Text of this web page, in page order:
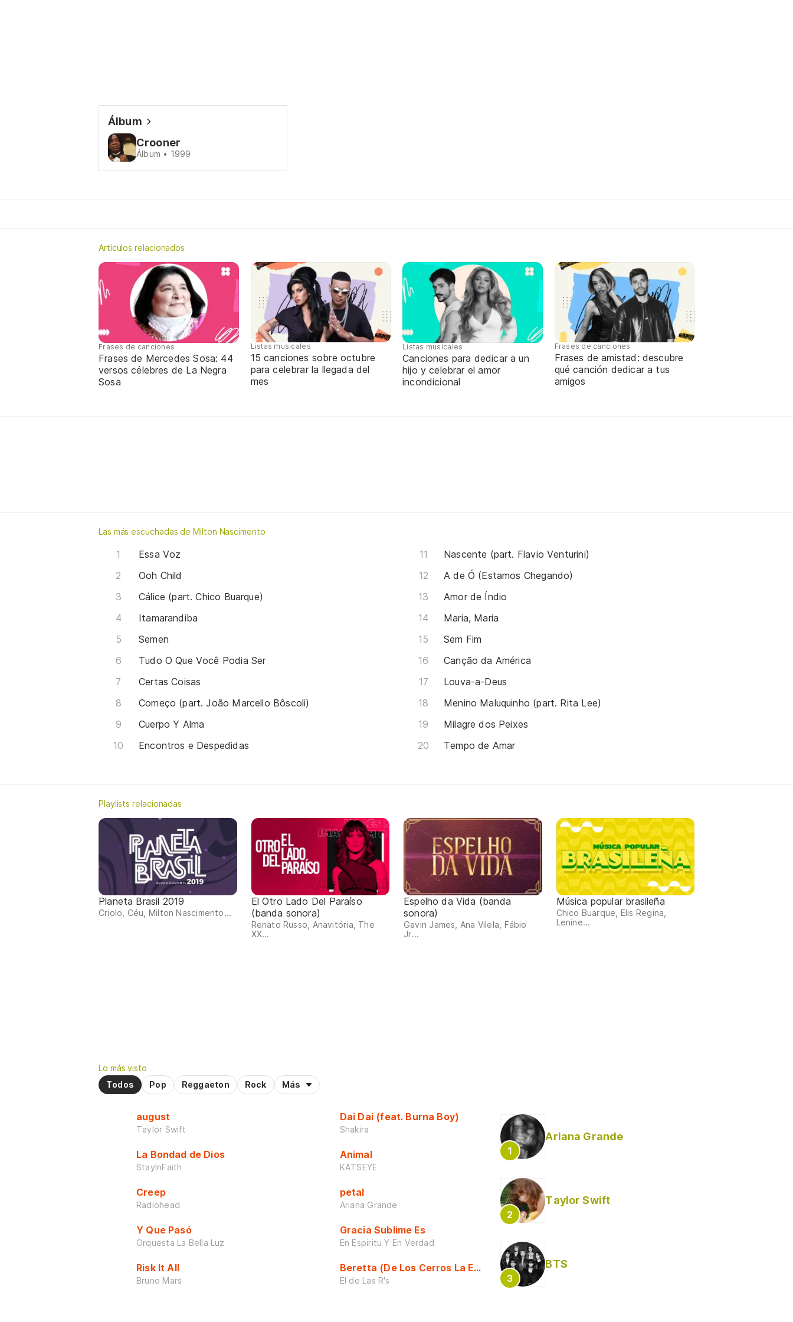
Álbum
Crooner
Álbum • 1999
Artículos relacionados
Frases de canciones
Frases de Mercedes Sosa: 44
versos célebres de La Negra
Sosa
Listas musicales
15 canciones sobre octubre
para celebrar la llegada del
mes
Listas musicales
Canciones para dedicar a un
hijo y celebrar el amor
incondicional
Frases de canciones
Frases de amistad: descubre
qué canción dedicar a tus
amigos
Las más escuchadas de Milton Nascimento
Essa Voz
Ooh Child
Cálice (part. Chico Buarque)
Itamarandiba
Semen
Tudo O Que Você Podia Ser
Certas Coisas
Começo (part. João Marcello Bôscoli)
Cuerpo Y Alma
Encontros e Despedidas
Nascente (part. Flavio Venturini)
A de Ó (Estamos Chegando)
Amor de Índio
Maria, Maria
Sem Fim
Canção da América
Louva-a-Deus
Menino Maluquinho (part. Rita Lee)
Milagre dos Peixes
Tempo de Amar
Playlists relacionadas
Planeta Brasil 2019
Criolo, Céu, Milton Nascimento...
El Otro Lado Del Paraíso
(banda sonora)
Renato Russo, Anavitória, The
XX...
Espelho da Vida (banda
sonora)
Gavin James, Ana Vilela, Fábio
Jr...
Música popular brasileña
Chico Buarque, Elis Regina,
Lenine...
Lo más visto
Todos
Pop Reggaeton Rock Más
august
Taylor Swift
La Bondad de Dios
StayInFaith
Creep
Radiohead
Y Que Pasó
Orquesta La Bella Luz
Risk It All
Bruno Mars
Dai Dai (feat. Burna Boy)
Shakira
Animal
KATSEYE
petal
Ariana Grande
Gracia Sublime Es
En Espiritu Y En Verdad
Beretta (De Los Cerros La Escuela)
El de Las R's
Ariana Grande
Taylor Swift
BTS